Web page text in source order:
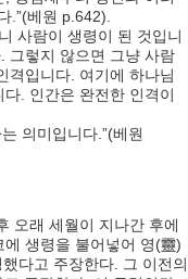
.”(베원 p.642).
사람이 생령이 된 것입니
그렇지 않으면 그냥 사람
격입니다. 여기에 하나님
. 인간은 완전한 인격이
의미입니다.”(베원
오래 세월이 지나간 후에
생령을 불어넣어 영(靈)
다고 주장한다. 그 이전의